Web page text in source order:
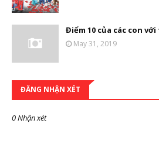
Điểm 10 của các con
May 31, 2019
ĐĂNG NHẬN XÉT
0 Nhận xét